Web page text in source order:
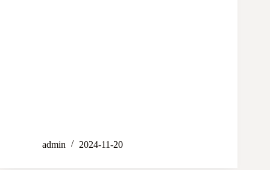
admin 2024-11-20